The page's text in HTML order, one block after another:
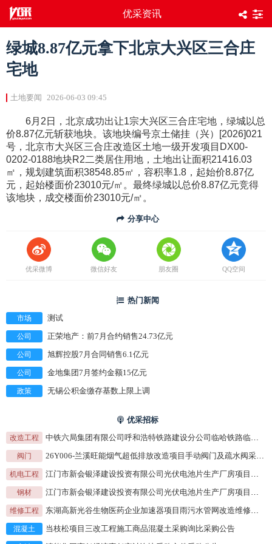
优采资讯
绿城8.87亿元拿下北京大兴区三合庄
宅地
土地要闻 2026-06-03 09:45
6月2日，北京成功出让1宗大兴区三合庄宅地，绿城以总
价8.87亿元斩获地块。该地块编号京土储挂（兴）[2026]021
号，北京市大兴区三合庄改造区土地一级开发项目DX00-
0202-0188地块R2二类居住用地，土地出让面积21416.03
㎡，规划建筑面积38548.85㎡，容积率1.8，起始价8.87亿
元，起始楼面价23010元/㎡。最终绿城以总价8.87亿元竞得
该地块，成交楼面价23010元/㎡。
分享中心
优采微博 微信好友 朋友圈 QQ空间
热门新闻
市场 测试
公司 正荣地产：前7月合约销售24.73亿元
公司 旭辉控股7月合同销售6.1亿元
公司 金地集团7月签约金额15亿元
政策 无锡公积金缴存基数上限上调
优采招标
改造工程 中铁六局集团有限公司呼和浩特铁路建设分公司临哈铁路临河至额济纳段扩能改造工程LEKNSG-5标段（K411+100-K423+025含巴润海日罕站场）段路基附属、涵洞工程及相关工程招标公告
阀门 26Y006-兰溪旺能烟气超低排放改造项目手动阀门及疏水阀采购采购公告
机电工程 江门市新会银泽建设投资有限公司光伏电池片生产厂房项目机电工程支吊架钢材谈判采购采购公告
钢材 江门市新会银泽建设投资有限公司光伏电池片生产厂房项目机电工程支吊架钢材谈判采购采购公告
维修工程 东湖高新光谷生物医药企业加速器项目雨污水管网改造维修工程采购公告
混凝土 当枝松项目三改工程施工商品混凝土采购询比采购公告